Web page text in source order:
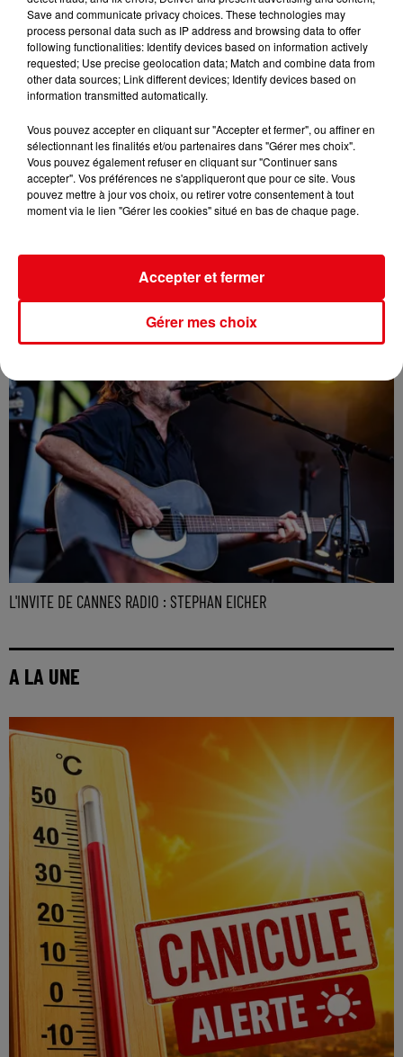
L'INVITE DE CANNES RADIO : KEZIAH JONES
L'INVITE DE CANNES RADIO : STEPHAN EICHER
A LA UNE
Save and communicate privacy choices. These technologies may
process personal data such as IP address and browsing data to offer
following functionalities: Identify devices based on information actively
requested; Use precise geolocation data; Match and combine data from
other data sources; Link different devices; Identify devices based on
information transmitted automatically.
Vous pouvez accepter en cliquant sur "Accepter et fermer", ou affiner en
sélectionnant les finalités et/ou partenaires dans "Gérer mes choix".
Vous pouvez également refuser en cliquant sur "Continuer sans
accepter". Vos préférences ne s'appliqueront que pour ce site. Vous
pouvez mettre à jour vos choix, ou retirer votre consentement à tout
moment via le lien "Gérer les cookies" situé en bas de chaque page.
Gérer mes choix
Accepter et fermer